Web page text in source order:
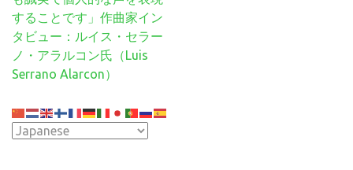
ナ
ビ
ゲ
ー
ョ
ン
することです」作曲家イン
タビュー：ルイス・セラー
ノ・アラルコン氏（Luis
Serrano Alarcon）